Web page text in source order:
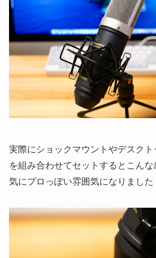
実際にショックマウントやデスクト
を組み合わせてセットするとこん
気にプロっぽい雰囲気になりました